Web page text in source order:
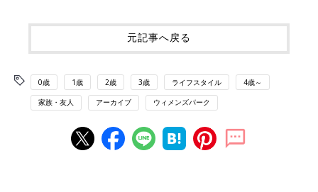
元記事へ戻る
0歳 1歳 2歳 3歳 ライフスタイル 4歳～
家族・友人 アーカイブ ウィメンズパーク